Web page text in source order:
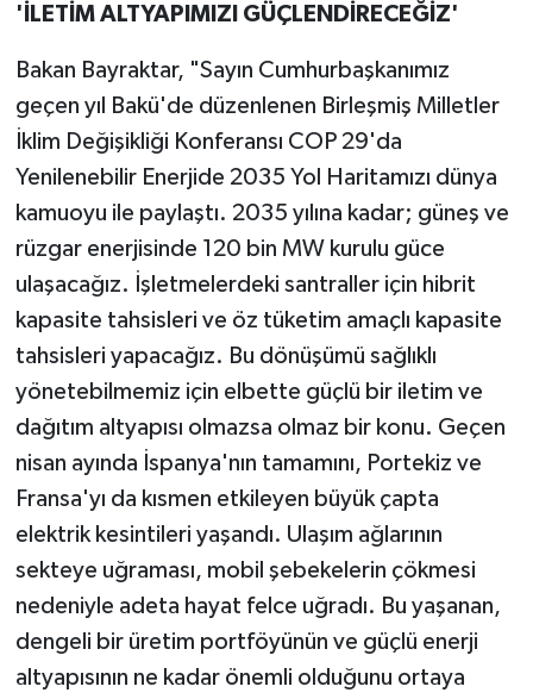
'İLETİM ALTYAPIMIZI GÜÇLENDİRECEĞİZ'
Bakan Bayraktar, "Sayın Cumhurbaşkanımız
geçen yıl Bakü'de düzenlenen Birleşmiş Milletler
İklim Değişikliği Konferansı COP 29'da
Yenilenebilir Enerjide 2035 Yol Haritamızı dünya
kamuoyu ile paylaştı. 2035 yılına kadar; güneş ve
rüzgar enerjisinde 120 bin MW kurulu güce
ulaşacağız. İşletmelerdeki santraller için hibrit
kapasite tahsisleri ve öz tüketim amaçlı kapasite
tahsisleri yapacağız. Bu dönüşümü sağlıklı
yönetebilmemiz için elbette güçlü bir iletim ve
dağıtım altyapısı olmazsa olmaz bir konu. Geçen
nisan ayında İspanya'nın tamamını, Portekiz ve
Fransa'yı da kısmen etkileyen büyük çapta
elektrik kesintileri yaşandı. Ulaşım ağlarının
sekteye uğraması, mobil şebekelerin çökmesi
nedeniyle adeta hayat felce uğradı. Bu yaşanan,
dengeli bir üretim portföyünün ve güçlü enerji
altyapısının ne kadar önemli olduğunu ortaya